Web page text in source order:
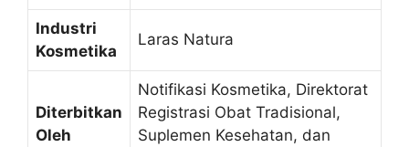
Industri
Kosmetika
Laras Natura
Diterbitkan
Oleh
Notifikasi Kosmetika, Direktorat
Registrasi Obat Tradisional,
Suplemen Kesehatan, dan